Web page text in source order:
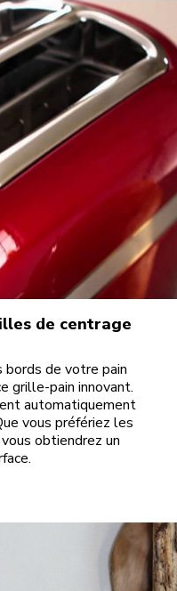
de centrage
bords de votre pain
grille-pain innovant.
automatiquement
vous préfériez les
obtiendrez un